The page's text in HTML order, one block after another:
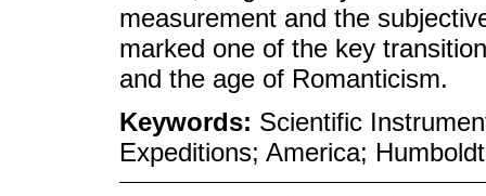
measurement and the
marked one of the key
and the age of Romanticism.
Keywords: Scientific
Expeditions; America; Humboldt